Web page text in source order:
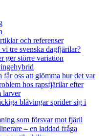
och referenser
tre svenska dagfjärilar?
ger större variation
får oss att glömma hur det var
hos rapsfjärilar efter
larver
blåvingar sprider sig i
som försvar mot fjäril
– en laddad fråga